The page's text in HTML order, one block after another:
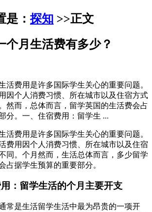
是： 探知 >>正文
个月生活费有多少？
活费用是许多国际学生关心的重要问题。
因个人消费习惯、所在城市以及住宿方式
然而，总体而言，留学英国的生活费会占
分。一、住宿费用：留学生 ...
活费用是许多国际学生关心的重要问题。
费用因个人消费习惯、所在城市以及住宿
同。个月 然而，生活总体而言，多少留学
占据学生预算的重要部分。
：留学生活的个月主要开支
常是生活留学生活中最为昂贵的一项开